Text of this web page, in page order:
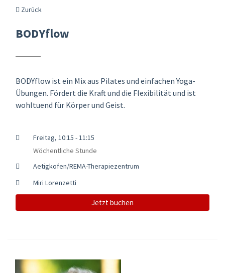
Zurück
BODYflow
BODYflow ist ein Mix aus Pilates und einfachen Yoga-
Übungen. Fördert die Kraft und die Flexibilität und ist
wohltuend für Körper und Geist.
Freitag, 10:15 - 11:15
Wöchentliche Stunde
Aetigkofen/REMA-Therapiezentrum
Miri Lorenzetti
Jetzt buchen